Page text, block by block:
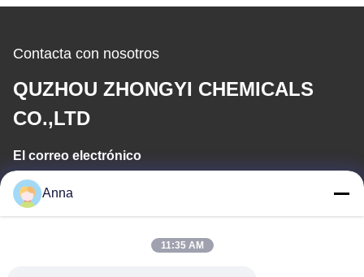
Contacta con nosotros
QUZHOU ZHONGYI CHEMICALS
CO.,LTD
El correo electrónico
wfmbeide@163.com
Anna
11:35 AM